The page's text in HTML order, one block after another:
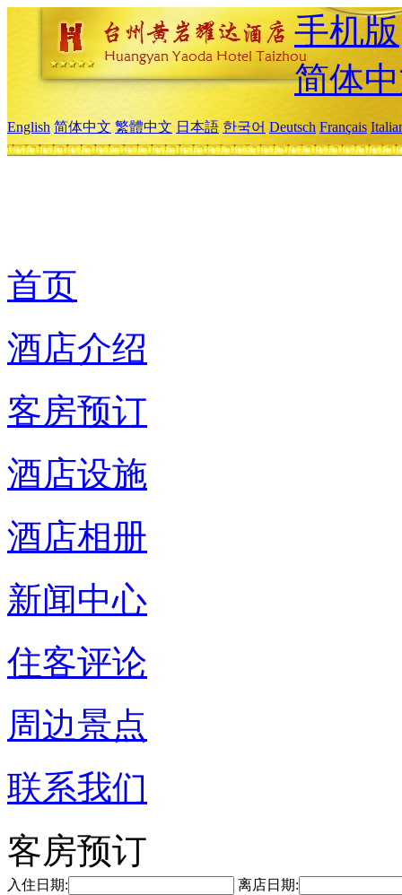
手机版
简体
English 简体中文 繁體中文 日本語 한국어 Deutsch Français
首页
酒店介绍
客房预订
酒店设施
酒店相册
新闻中心
住客评论
周边景点
联系我们
客房预订
入住日期: 离店日期: